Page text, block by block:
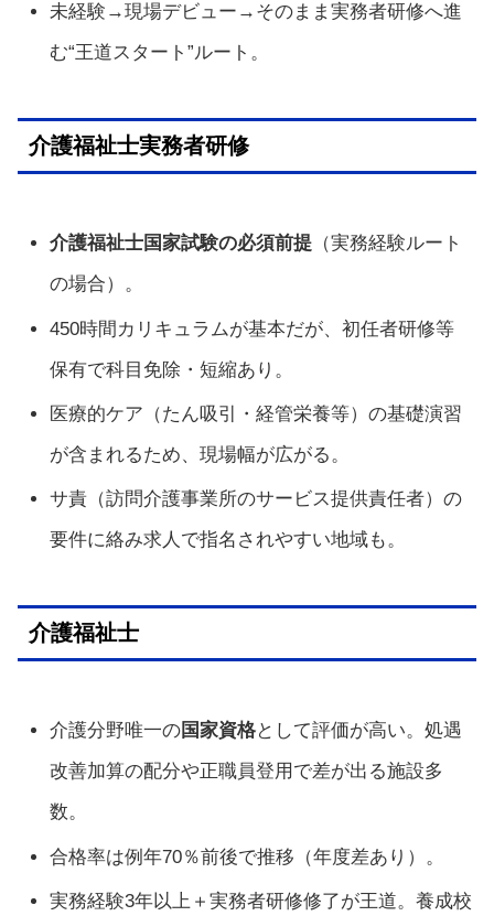
未経験→現場デビュー→そのまま実務者研修へ進
む“王道スタート”ルート。
介護福祉士実務者研修
介護福祉士国家試験の必須前提 （実務経験ルート
の場合）。
450時間カリキュラムが基本だが、初任者研修等
保有で科目免除・短縮あり。
医療的ケア（たん吸引・経管栄養等）の基礎演習
が含まれるため、現場幅が広がる。
サ責（訪問介護事業所のサービス提供責任者）の
要件に絡み求人で指名されやすい地域も。
介護福祉士
介護分野唯一の国家資格として評価が高い。処遇
改善加算の配分や正職員登用で差が出る施設多
数。
合格率は例年70％前後で推移（年度差あり）。
実務経験3年以上＋実務者研修修了が王道。養成校